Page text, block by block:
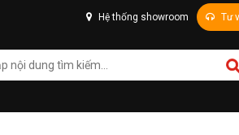
Hệ thống showroom Tư